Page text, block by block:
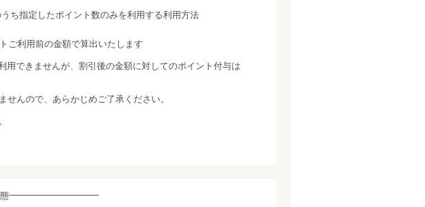
ち指定したポイント数のみを利用する利用方法
ご利用前の金額で算出いたします
用できませんが、割引後の金額に対してのポイント付与は
んので、あらかじめご了承ください。
態━━━━━━━━━━